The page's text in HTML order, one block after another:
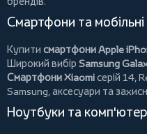
Смартфони та мобільні
Купити смартфони Apple
Широкий вибір Samsung
Смартфони Xiaomiсерій 14,
Samsung, аксесуари та
Ноутбуки та